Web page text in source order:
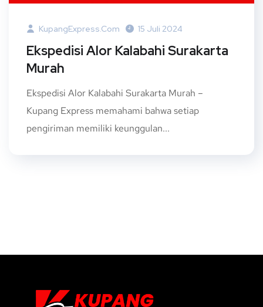
KupangExpress.com 15 Juli 2024
Ekspedisi Alor Kalabahi Surakarta
Murah
Ekspedisi Alor Kalabahi Surakarta Murah –
Kupang Express memahami bahwa setiap
pengiriman memiliki keunggulan...